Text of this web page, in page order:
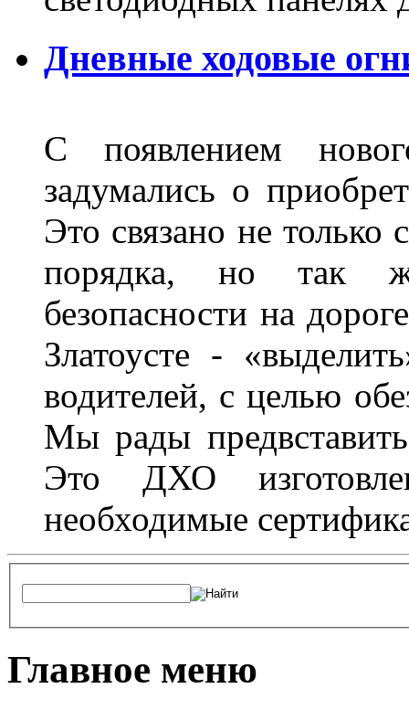
Дневные ходовые
С появлением
задумались о
Это связано не только
порядка, но так
безопасности на
Златоусте -
водителей, с целью
Мы рады
Это ДХО
необходимые
Главное меню